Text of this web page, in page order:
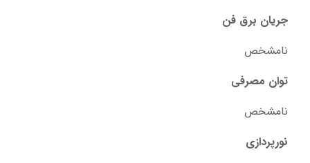
جریان برق فن
نامشخص
توان مصرفی
نامشخص
نورپردازی